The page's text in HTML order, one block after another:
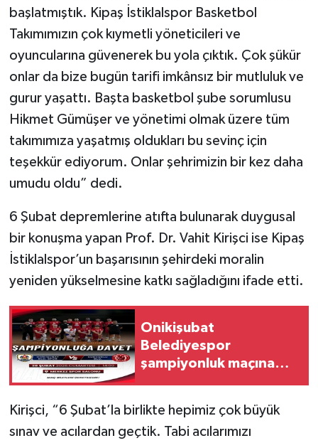
başlatmıştık. Kipaş İstiklalspor Basketbol
Takımımızın çok kıymetli yöneticileri ve
oyuncularına güvenerek bu yola çıktık. Çok şükür
onlar da bize bugün tarifi imkânsız bir mutluluk ve
gurur yaşattı. Başta basketbol şube sorumlusu
Hikmet Gümüşer ve yönetimi olmak üzere tüm
takımımıza yaşatmış oldukları bu sevinç için
teşekkür ediyorum. Onlar şehrimizin bir kez daha
umudu oldu” dedi.
6 Şubat depremlerine atıfta bulunarak duygusal
bir konuşma yapan Prof. Dr. Vahit Kirişci ise Kipaş
İstiklalspor’un başarısının şehirdeki moralin
yeniden yükselmesine katkı sağladığını ifade etti.
Onikişubat
Belediyespor
şampiyonluk maçına
Kirişci, “6 Şubat’la birlikte hepimiz çok büyük
sınav ve acılardan geçtik. Tabi acılarımızı